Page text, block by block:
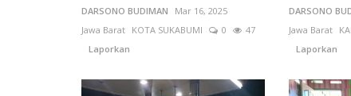
DARSONO BUDIMAN
Mar 16, 2025
Jawa Barat KOTA SUKABUMI 0
47
Laporkan
DARSONO
Jawa Barat
Laporkan
Dibalik Canggihnya AI JAKI: